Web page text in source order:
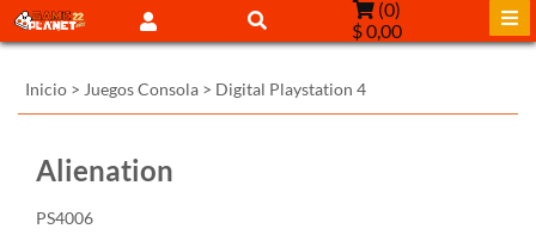
(0)
$ 0,00
Inicio > Juegos Consola > Digital Playstation 4
Alienation
PS4006